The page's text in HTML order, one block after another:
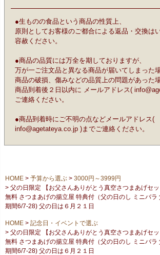
●生ものの食品という商品の性質上、
原則としてお客様のご都合による返品・交換は
容赦ください。
●商品の品質には万全を期しておりますが、
万が一ご注文品と異なる商品が届いてしまった
商品の破損、傷みなどの品質上の問題があった場
商品到着後２日以内に メールアドレス(
ご連絡ください。
●商品到着時にご不明の点などメールアドレス(
info@agetateya.co.jp )までご連絡ください。
HOME 予算から選ぶ
3000円～3999円
父の日限定 【お父さんありがとう真空さつまあげセ
無料 さつまあげの揚立屋 特典付（父の日のし ミニバラ
期間6/7-28) 父の日は６月２１日
HOME
記念日・イベントで選ぶ
父の日限定 【お父さんありがとう真空さつまあげセ
無料 さつまあげの揚立屋 特典付（父の日のし ミニバラ
期間6/7-28) 父の日は６月２１日